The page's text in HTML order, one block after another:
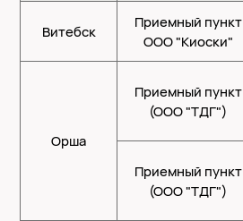
Витебск
Приемный пункт
ООО "Киоски"
Орша
Приемный пункт
(ООО "ТДГ")
Приемный пункт
(ООО "ТДГ")